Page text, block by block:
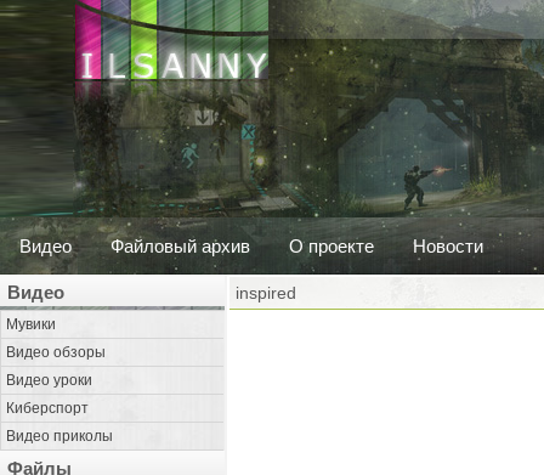
Видео Файловый архив О проекте Новости
Видео
Мувики
Видео обзоры
Видео уроки
Киберспорт
Видео приколы
Файлы
inspired